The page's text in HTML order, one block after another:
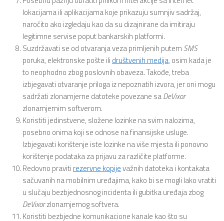
lokacijama ili aplikacijama koje prikazuju sumnjiv sadržaj,
naročito ako izgledaju kao da su dizajnirane da imitiraju
legitimne servise poput bankarskih platformi.
Suzdržavati se od otvaranja veza primljenih putem SMS
poruka, elektronske pošte ili društvenih medija, osim kada je
to neophodno zbog poslovnih obaveza. Takođe, treba
izbjegavati otvaranje priloga iz nepoznatih izvora, jer oni mogu
sadržati zlonamjerne datoteke povezane saDeVixor
zlonamjernim softverom.
Koristiti jedinstvene, složene lozinke na svim nalozima,
posebno onima koji se odnose na finansijske usluge.
Izbjegavati korištenje iste lozinke na više mjesta ili ponovno
korištenje podataka za prijavu za različite platforme.
Redovno praviti rezervne kopijevažnih datoteka i kontakata
sačuvanih na mobilnim uređajima, kako bi se mogli lako vratiti
u slučaju bezbjednosnog incidenta ili gubitka uređaja zbog
DeVixorzlonamjernog softvera.
Koristiti bezbjedne komunikacione kanale kao što su